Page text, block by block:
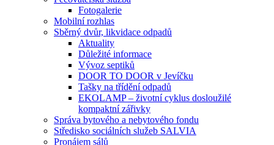
Fotogalerie
Mobilní rozhlas
Sběrný dvůr, likvidace odpadů
Aktuality
Důležité informace
Vývoz septiků
DOOR TO DOOR v Jevíčku
Tašky na třídění odpadů
EKOLAMP – životní cyklus dosloužilé
kompaktní zářivky
Správa bytového a nebytového fondu
Středisko sociálních služeb SALVIA
Pronájem sálů